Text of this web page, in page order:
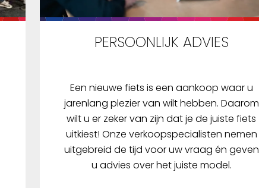
PERSOONLIJK ADVIES
Een nieuwe fiets is een aankoop waar u
jarenlang plezier van wilt hebben. Daarom
wilt u er zeker van zijn dat je de juiste fiets
uitkiest! Onze verkoopspecialisten nemen
uitgebreid de tijd voor uw vraag én geven
u advies over het juiste model.